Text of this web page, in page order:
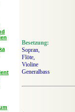
Besetzung:
Sopran,
Flöte,
Violine
Generalbass